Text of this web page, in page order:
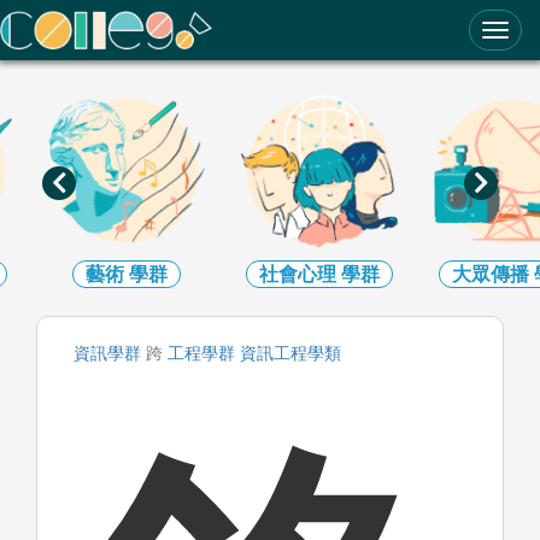
ColleGo! 大學選才與高中育才輔助系統
藝術 學群 社會心理 學群 大眾傳播
資訊學群 跨 工程學群 資訊工程學類